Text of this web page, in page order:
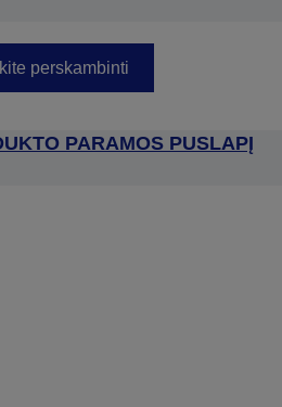
perskambinti
PARAMOS PUSLAPĮ